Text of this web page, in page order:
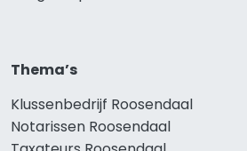
Thema’s
Klussenbedrijf Roosendaal
Notarissen Roosendaal